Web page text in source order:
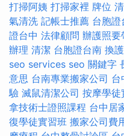
打掃阿姨 打掃家裡 牌位
氣清洗 記帳士推薦 台胞證
證台中 法律顧問 辦護照要
辦理 清潔 台胞證台南 換
seo services seo 關鍵字
意思 台南專業搬家公司 台
驗 滅鼠清潔公司 按摩學徒
拿技術士證照課程 台中居
復學徒實習班 搬家公司費